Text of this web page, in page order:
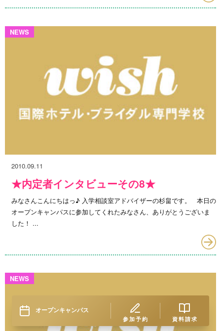
NEWS
2010.09.11
★内定者インタビューその8★
みなさんこんにちはっ♪ 入学相談室アドバイザーの杉畠です。 本日の
オープンキャンパスに参加してくれたみなさん、ありがとうございま
した！ ...
NEWS
オープンキャンパス
参加予約 資料請求